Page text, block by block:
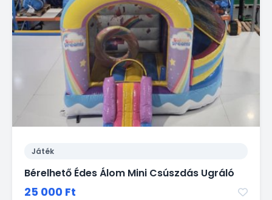
Játék
Bérelhető Édes Álom Mini Csúszdás Ugráló
25 000 Ft